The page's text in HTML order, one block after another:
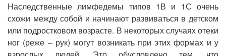
Наследственные лимфедемы типов 1В и 1С очень
схожи между собой и начинают развиваться в детском
или подростковом возрасте. В некоторых случаях отеки
ног (реже – рук) могут возникать при этих формах и у